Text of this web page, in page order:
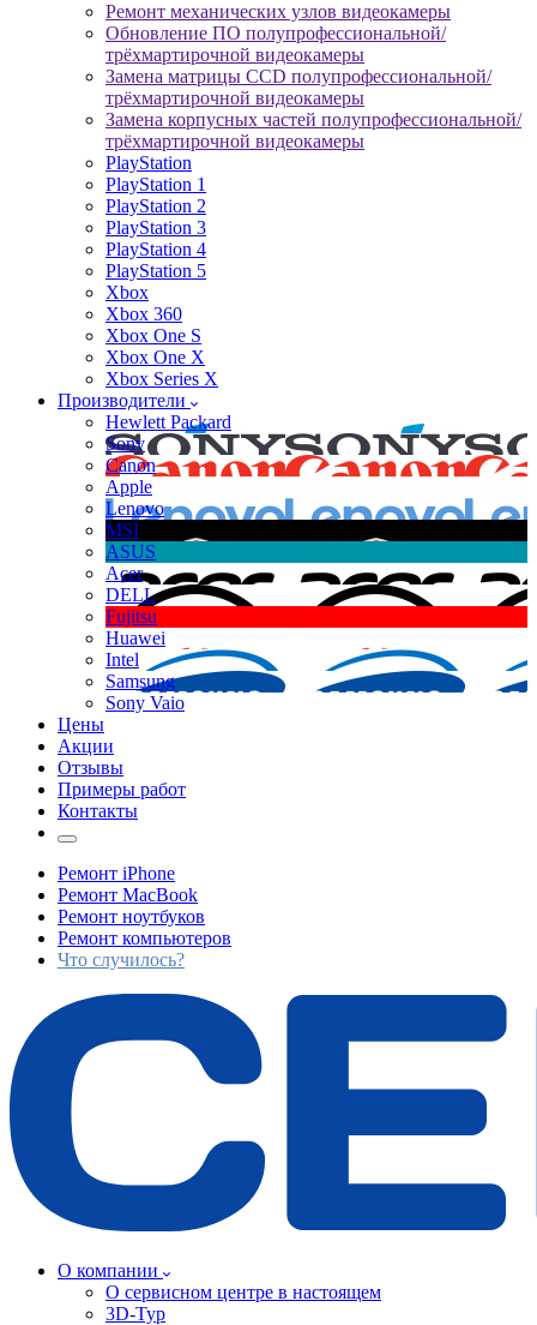
Ремонт механических узлов видеокамеры
Обновление ПО полупрофессиональной/
трёхмартирочной видеокамеры
Замена матрицы CCD полупрофессиональной/
трёхмартирочной видеокамеры
Замена корпусных частей полупрофессиональной/
трёхмартирочной видеокамеры
PlayStation
PlayStation 1
PlayStation 2
PlayStation 3
PlayStation 4
PlayStation 5
Xbox
Xbox 360
Xbox One S
Xbox One X
Xbox Series X
Производители
Hewlett Packard
Sony
Canon
Apple
Lenovo
MSI
ASUS
Acer
DELL
Fujitsu
Huawei
Intel
Samsung
Sony Vaio
Цены
Акции
Отзывы
Примеры работ
Контакты
Ремонт iPhone
Ремонт MacBook
Ремонт ноутбуков
Ремонт компьютеров
Что случилось?
О компании
О сервисном центре в настоящем
3D-Тур